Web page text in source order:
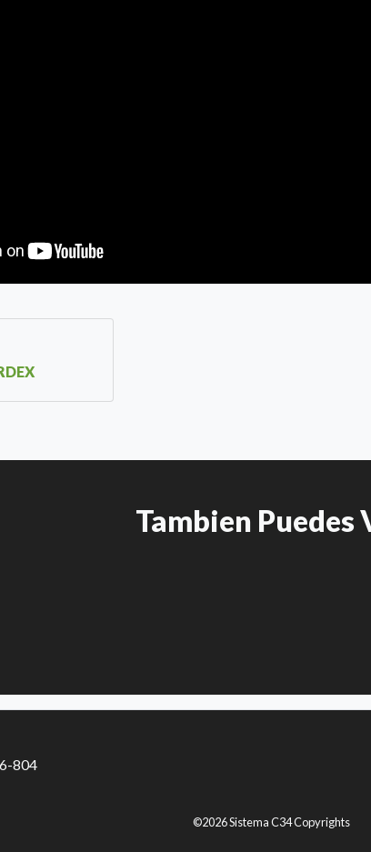
Tambien Puedes
804
©2026 Sistema C34 Copyrights